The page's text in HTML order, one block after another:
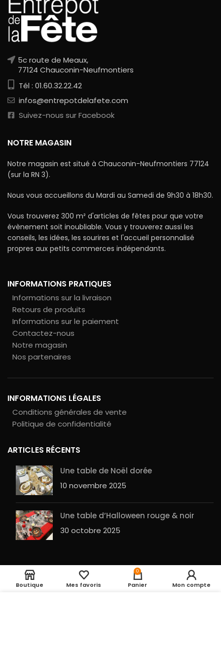
5c route de Meaux,
77124 Chauconin-Neufmontiers
Tél : 01.60.32.22.42
infos@entrepotdelafete.com
Suivez-nous sur Facebook
NOTRE MAGASIN
Notre magasin est situé à Chauconin-Neufmontiers 77124
(sur la RN 3).
Nous vous accueillons du Mardi au Samedi de 9h30 à 18h30.
Vous trouverez 300 m² d'articles de fêtes pour que votre
évènement soit inoubliable. Vous y trouverez aussi les
conseils, les idées, les sourires et l'accueil personnalisé
propres aux petits commerces indépendants.
INFORMATIONS PRATIQUES
Informations sur la livraison
Retours de produits
Informations sur le paiement
Contactez-nous
Notre magasin
Nos partenaires
INFORMATIONS LÉGALES
Conditions générales de vente
Politique de confidentialité
ARTICLES RÉCENTS
Une table de Noël dorée
10 novembre 2025
Une table d’Halloween rouge & noir
30 octobre 2025
Entrepot de la fête 2023 RÉALISÉ PARGuesHu Plan du site
rondes ivoires
x10
2,50
6
stock
AJOUTER
Boutique Mes favoris
0
Panier Mon compte